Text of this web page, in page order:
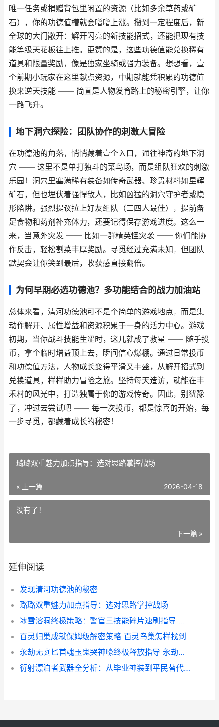
唯一任务或捐赠背包里闲置的资源（比如多余草药或矿
石），你的功德值槽就会噌噌上涨。攒到一定程度后，新
全球的大门敞开：解开闪亮的新技能招式，还能把现有技
能等级天花板往上推。更赞的是，这些功德值能兑换稀有
道具和限量奖励，像是独家坐骑或强力装备。想想看，壹
个前期小玩家在这里献点资源，中期就能凭积累的功德值
换来逆天技能 —— 简直是人物发育路上的秘密引擎，让你
一路飞升。
地下洞穴探险：团队协作的刺激大冒险
在功德池的角落，悄悄藏着壹个入口，通往神奇的地下洞
穴 —— 这里不是单打独斗的菜鸟场，而是组队狂欢的刺激
乐园！洞穴里塞满稀有装备如传奇武器、珍贵材料如星辉
矿石，但也埋伏着强悍敌人，比如凶猛的洞穴守护者或隐
形陷阱。强烈提议拉上好友组队（三四人最佳），提前备
足食物和药剂补充体力，还要记得保存游戏进度。这么一
来，当意外突发 —— 比如一群精英怪突袭 —— 你们能协
作反击，轻松割菜丰厚奖励。寻觅经过充满未知，但团队
默契会让你笑到最后，收获感直接翻倍。
为何早期必选功德池？多功能结合的战力加油站
总体来看，清河功德池可不是个简单的游戏地点，而是集
动作解开、属性增益和资源积累于一身的活力中心。游戏
初期，当你战斗技能生涩时，这儿就成了救星 —— 随手投
币，拿个临时增益顶上去，瞬间信心爆棚。通过日常投币
和功德值方法，人物成长变得平滑又丰盛，从解开招式到
兑换道具，样样助力冒险之旅。坚持每天造访，就能在丰
禾村的风光中，打造独属于你的游戏传奇。因此，别犹豫
了，冲过去尝试吧 —— 每一次投币，都是惊喜的开始，每
一步寻觅，都藏着成长的秘密！
璐璐双重魅力加点指导：选对思路掌控战场
« 上一篇 2026-04-18
没有了！
下一篇 »
延伸阅读
发现清河功德池的秘密
璐璐双重魅力加点指导：选对思路掌控战场
冰雪溶洞终极策略：警官三技能碎片速刷指导 溶洞冰虫攻略
百灵归巢成就保姆级解密策略 百灵鸟巢怎样找到
永劫无庭匕首魂玉鬼哭神嚎终极释放指导 永劫无间匕首攻略
衍射漂泊者武器全分析：从毕业神装到平民替代方案